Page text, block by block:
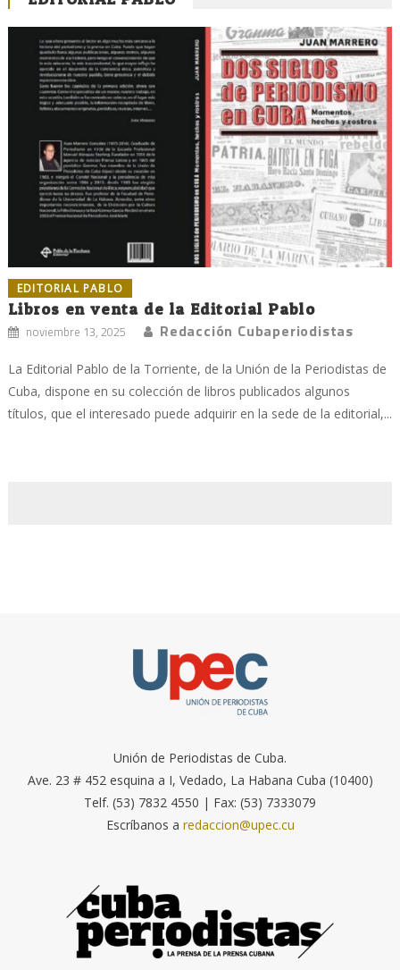
EDITORIAL PABLO
Libros en venta de la Editorial Pablo
noviembre 13, 2025 Redacción Cubaperiodistas
La Editorial Pablo de la Torriente, de la Unión de la Periodistas de
Cuba, dispone en su colección de libros publicados algunos
títulos, que el interesado puede adquirir en la sede de la editorial,...
Unión de Periodistas de Cuba.
Ave. 23 # 452 esquina a I, Vedado, La Habana Cuba (10400)
Telf. (53) 7832 4550 | Fax: (53) 7333079
Escríbanos a redaccion@upec.cu